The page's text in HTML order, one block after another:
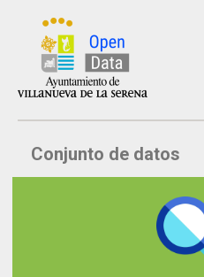
Inicio
Datos
Conjunto de datos